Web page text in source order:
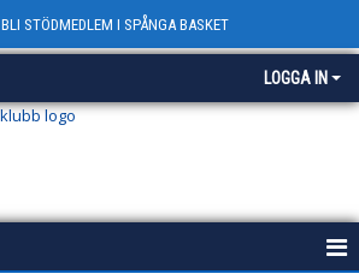
BLI STÖDMEDLEM I SPÅNGA BASKET
LOGGA IN